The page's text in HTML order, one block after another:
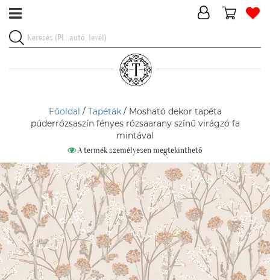
Főoldal / Tapéták/ Mosható dekor tapéta
púderrózsaszín fényes rózsaarany színű virágzó fa
mintával
A termék személyesen megtekinthető